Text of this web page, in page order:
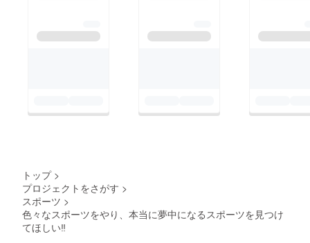
トップ >
プロジェクトをさがす >
スポーツ >
色々なスポーツをやり、本当に夢中になるスポーツを見つけ
てほしい‼